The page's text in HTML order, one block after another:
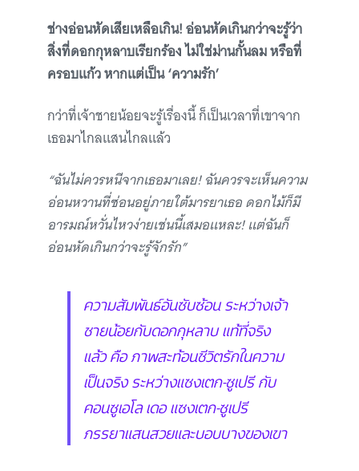
ช่างอ่อนหัดเสียเหลือเกิน! อ่อนหัดเกินกว่าจะรู้ว่า
สิ่งที่ดอกกุหลาบเรียกร้อง ไม่ใช่ม่านกั้นลม หรือที่
ครอบแก้ว หากแต่เป็น ‘ความรัก’
กว่าที่เจ้าชายน้อยจะรู้เรื่องนี้ ก็เป็นเวลาที่เขาจาก
เธอมาไกลแสนไกลแล้ว
“ฉันไม่ควรหนีจากเธอมาเลย! ฉันควรจะเห็นความ
อ่อนหวานที่ซ่อนอยู่ภายใต้มารยาเธอ ดอกไม้ก็มี
อารมณ์หวั่นไหวง่ายเช่นนี้เสมอแหละ! แต่ฉันก็
อ่อนหัดเกินกว่าจะรู้จักรัก”
ความสัมพันธ์อันซับซ้อน ระหว่างเจ้า
ชายน้อยกับดอกกุหลาบ แท้ที่จริง
แล้ว คือ ภาพสะท้อนชีวิตรักในความ
เป็นจริง ระหว่างแซงเตก-ซูเปรี กับ
คอนซูเอโล เดอ แซงเตก-ซูเปรี
ภรรยาแสนสวยและบอบบางของเขา